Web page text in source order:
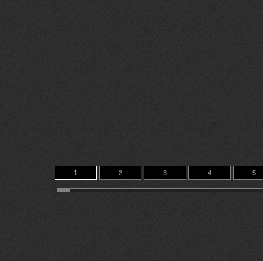
1 2 3 4 5
11 12 13 14 152